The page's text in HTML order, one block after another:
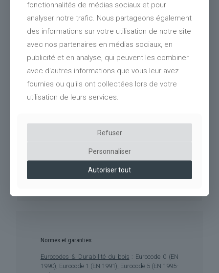
: livré en kit prêt à
assembler avec numérotation et repérage des
pièces. Notice et plans de montage inclus.
Zones d'installation: tous les projets d'ombrières
par rapport aux lieux et conditions d'installation.
Nous fournir le point GPS du chantier.
Autres options: arceaux de protection des
Hauteur de passage libre suivant types
d'ombrières, et adaptable au nivellement du
Normes et garanties
Eurocodes & Durabilité du bois : Eurocode 0 (EN
1990), Eurocode 1 (EN 1991), Eurocode 5 (EN 1995-
fonctionnalités de médias sociaux et pour
analyser notre trafic. Nous partageons également
des informations sur votre utilisation de notre site
avec nos partenaires en médias sociaux, en
publicité et en analyse, qui peuvent les combiner
avec d'autres informations que vous leur avez
fournies ou qu'ils ont collectées lors de votre
utilisation de leurs services.
Refuser
Personnaliser
Autoriser tout